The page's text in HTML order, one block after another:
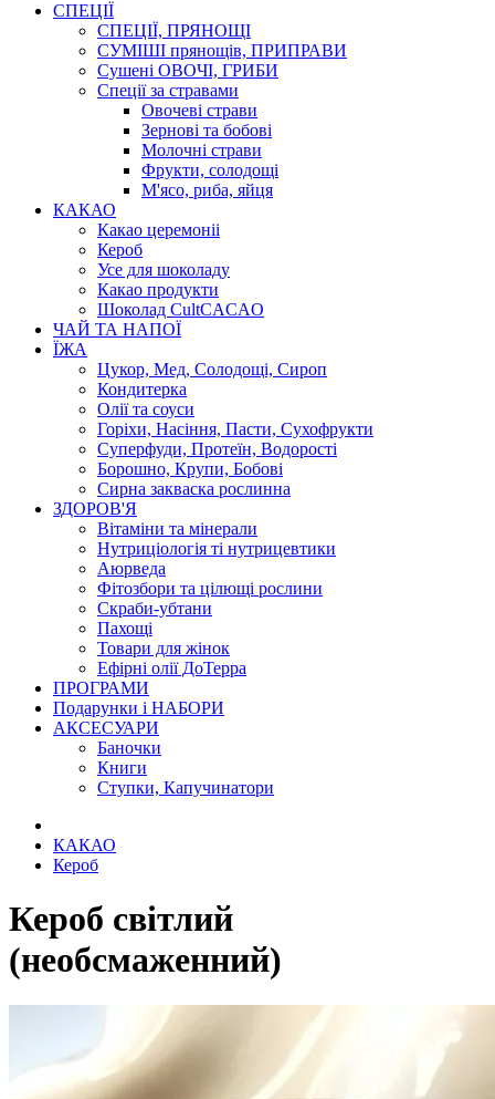
СПЕЦІЇ
СПЕЦІЇ, ПРЯНОЩІ
СУМІШІ прянощів, ПРИПРАВИ
Сушені ОВОЧІ, ГРИБИ
Спеції за стравами
Овочеві страви
Зернові та бобові
Молочні страви
Фрукти, солодощі
М'ясо, риба, яйця
КАКАО
Какао церемоніі
Кероб
Усе для шоколаду
Какао продукти
Шоколад CultCACAO
ЧАЙ ТА НАПОЇ
ЇЖА
Цукор, Мед, Солодощі, Сироп
Кондитерка
Олії та соуси
Горіхи, Насіння, Пасти, Сухофрукти
Суперфуди, Протеїн, Водорості
Борошно, Крупи, Бобові
Сирна закваска рослинна
ЗДОРОВ'Я
Вітаміни та мінерали
Нутриціологія ті нутрицевтики
Аюрведа
Фітозбори та цілющі рослини
Скраби-убтани
Пахощі
Товари для жінок
Ефірні олії ДоТерра
ПРОГРАМИ
Подарунки і НАБОРИ
АКСЕСУАРИ
Баночки
Книги
Ступки, Капучинатори
КАКАО
Кероб
Кероб світлий
(необсмаженний)